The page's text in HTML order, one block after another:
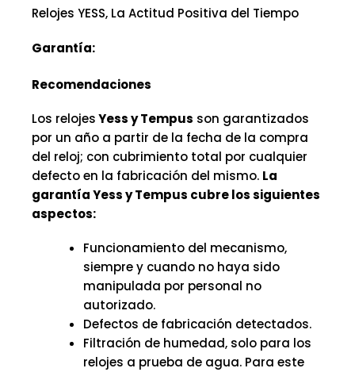
Relojes YESS, La Actitud Positiva del Tiempo
Garantía:
Recomendaciones
Los relojesYess y Tempus son garantizados
por un año a partir de la fecha de la compra
del reloj; con cubrimiento total por cualquier
defecto en la fabricación del mismo. La
garantía Yess y Tempus cubre los siguientes
aspectos:
Funcionamiento del mecanismo,
siempre y cuando no haya sido
manipulada por personal no
autorizado.
Defectos de fabricación detectados.
Filtración de humedad, solo para los
relojes a prueba de agua. Para este